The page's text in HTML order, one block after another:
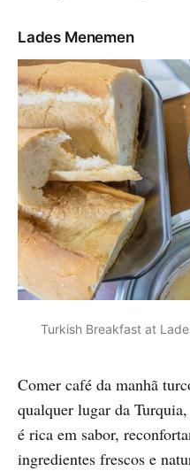
Lades Menemen
Turkish Breakfast at
Comer café da manhã
qualquer lugar da
é rica em sabor,
ingredientes frescos e